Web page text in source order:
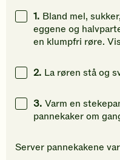
gi
din
vurdering.
1. Bland mel,
eggene og
en klumpfri røre.
2. La røren stå og
3. Varm en
pannekaker om
Server pannekakene